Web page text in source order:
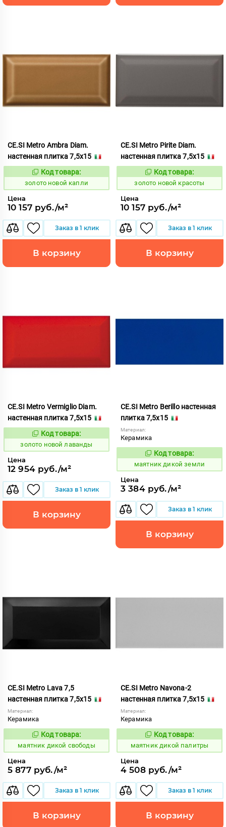
CE.SI Metro Ambra Diam.
настенная плитка 7,5x15
523787
Код товара:
золото новой капли
Цена
10 157 руб./м²
Заказ в 1 клик
В корзину
CE.SI Metro Pirite Diam.
настенная плитка 7,5x15
523790
Код товара:
золото новой красоты
Цена
10 157 руб./м²
Заказ в 1 клик
В корзину
CE.SI Metro Vermiglio Diam.
настенная плитка 7,5x15
523791
Код товара:
золото новой лаванды
Цена
12 954 руб./м²
Заказ в 1 клик
В корзину
CE.SI Metro Berillo настенная
плитка 7,5x15
Материал:
Керамика
925030
Код товара:
маятник дикой земли
Цена
3 384 руб./м²
Заказ в 1 клик
В корзину
CE.SI Metro Lava 7,5
настенная плитка 7,5x15
Материал:
Керамика
925085
Код товара:
маятник дикой свободы
Цена
5 877 руб./м²
Заказ в 1 клик
В корзину
CE.SI Metro Navona-2
настенная плитка 7,5x15
Материал:
Керамика
925066
Код товара:
маятник дикой палитры
Цена
4 508 руб./м²
Заказ в 1 клик
В корзину